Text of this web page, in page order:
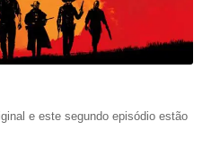
e este segundo episódio estão